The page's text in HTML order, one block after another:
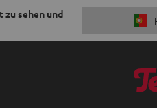
zu sehen und